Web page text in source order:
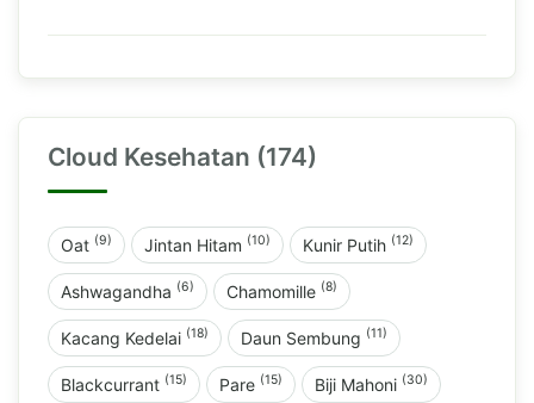
Cloud Kesehatan (174)
Oat (9) Jintan Hitam (10) Kunir Putih (12)
Ashwagandha (6) Chamomille (8)
Kacang Kedelai (18) Daun Sembung (11)
Blackcurrant (15) Pare (15) Biji Mahoni (30)